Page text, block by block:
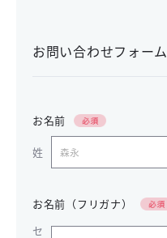
お問い合わせフォーム
お名前
姓
お名前（フリガナ）
セ